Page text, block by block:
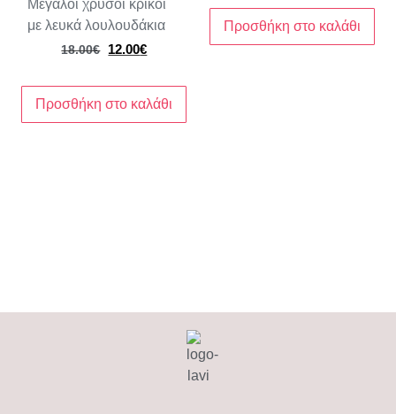
Μεγάλοι χρυσοί κρίκοι
με λευκά λουλουδάκια
18.00€ 12.00€
Προσθήκη στο καλάθι
Προσθήκη στο καλάθι